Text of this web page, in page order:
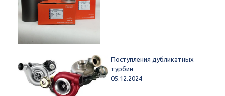
Поступления дубликатных
турбин
05.12.2024